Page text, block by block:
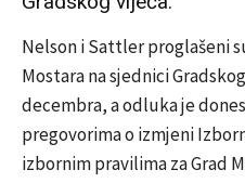
Nelson i Sattler proglašeni
Mostara na sjednici
decembra, a odluka je
pregovorima o izmjeni
izbornim pravilima za Grad